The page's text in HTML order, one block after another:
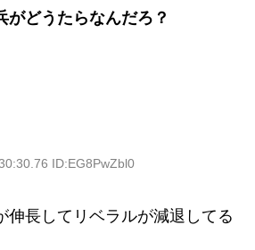
がどうたらなんだろ？
ID:EG8PwZbl0
伸長してリベラルが減退してる